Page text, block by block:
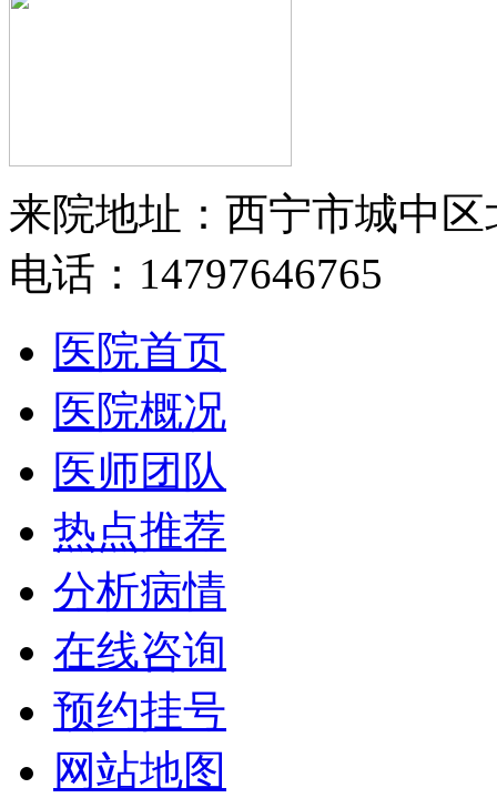
来院地址：西宁市城中区
电话：14797646765
医院首页
医院概况
医师团队
热点推荐
分析病情
在线咨询
预约挂号
网站地图